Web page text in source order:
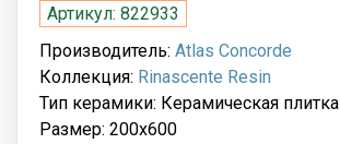
Артикул: 822933
Производитель: Atlas Concorde
Коллекция: Rinascente Resin
Тип керамики: Керамическая плитка
Размер: 200x600